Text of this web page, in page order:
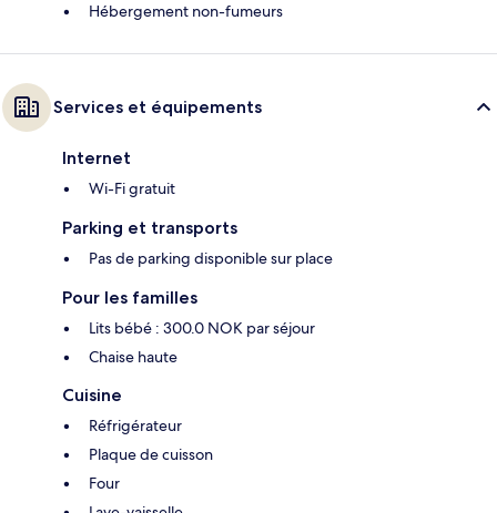
Hébergement non-fumeurs
Services et équipements
Internet
Wi-Fi gratuit
Parking et transports
Pas de parking disponible sur place
Pour les familles
Lits bébé : 300.0 NOK par séjour
Chaise haute
Cuisine
Réfrigérateur
Plaque de cuisson
Four